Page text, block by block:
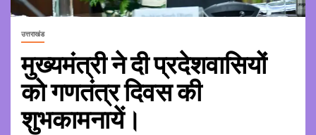
उत्तराखंड
मुख्यमंत्री ने दी प्रदेशवासियों
को गणतंत्र दिवस की
शुभकामनायें।